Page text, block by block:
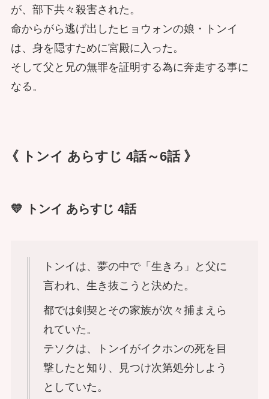
が、部下共々殺害された。
命からがら逃げ出したヒョウォンの娘・トンイ
は、身を隠すために宮殿に入った。
そして父と兄の無罪を証明する為に奔走する事に
なる。
《 トンイ あらすじ 4話～6話 》
💛 トンイ あらすじ 4話
トンイは、夢の中で「生きろ」と父に
言われ、生き抜こうと決めた。
都では剣契とその家族が次々捕まえら
れていた。
テソクは、トンイがイクホンの死を目
撃したと知り、見つけ次第処分しよう
としていた。